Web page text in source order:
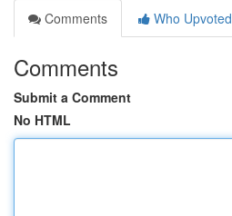
Comments
Who Upvoted
Comments
Submit a Comment
No HTML